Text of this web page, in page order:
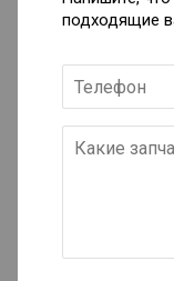
подходящие